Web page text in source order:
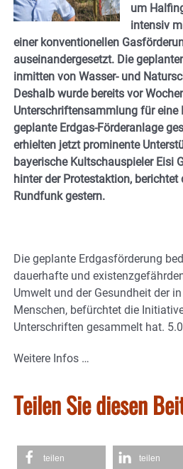
um
intensiv
einer konventionellen
auseinandergesetzt. Die
inmitten von Wasser-­ und
Deshalb wurde bereits vor
Unterschriftensammlung für eine
geplante Erdgas-Förderanlage
erhielten jetzt prominente
bayerische Kultschauspieler Eisi
hinter der Protestaktion, berichtet
Rundfunk gestern.
Die geplante Erdgasförderung
dauerhafte und
Umwelt und der Gesundheit der
Menschen, befürchtet die
Unterschriften gesammelt hat.
Weitere Infos …
Teilen Sie diesen
teilen teilen